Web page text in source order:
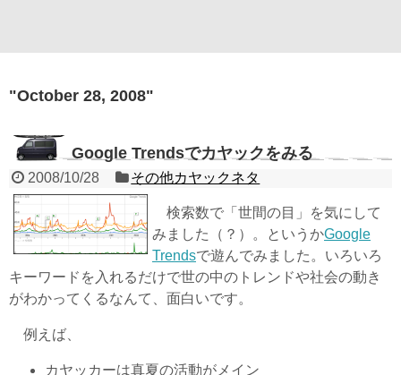
"October 28, 2008"
Google Trendsでカヤックをみる
2008/10/28 その他カヤックネタ
検索数で「世間の目」を気にして
みました（？）。というかGoogle
Trendsで遊んでみました。いろいろ
キーワードを入れるだけで世の中のトレンドや社会の動き
がわかってくるなんて、面白いです。
例えば、
カヤッカーは真夏の活動がメイン